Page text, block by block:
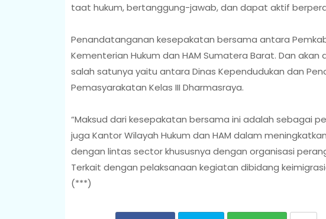
taat hukum, bertanggung-jawab, dan dapat aktif
Penandatanganan kesepakatan bersama antara
Kementerian Hukum dan HAM Sumatera Barat. Dan
salah satunya yaitu antara Dinas Kependudukan dan
Pemasyarakatan Kelas III Dharmasraya.
“Maksud dari kesepakatan bersama ini adalah sebagai
juga Kantor Wilayah Hukum dan HAM dalam
dengan lintas sector khususnya dengan organisasi
Terkait dengan pelaksanaan kegiatan dibidang
(***)